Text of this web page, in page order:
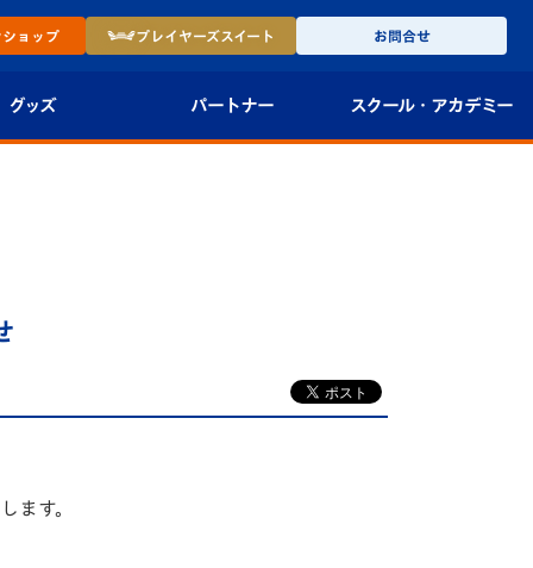
ショップ プレイヤーズスイート お問合せ
グッズ パートナー スクール・ アカデミー
スクール
ます。